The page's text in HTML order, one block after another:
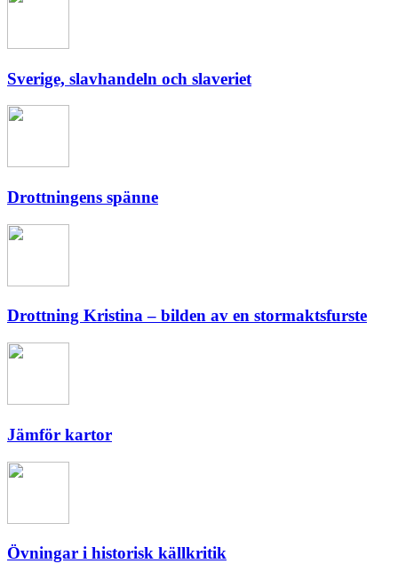
Sverige, slavhandeln och slaveriet
Drottningens spänne
Drottning Kristina – bilden av en stormaktsfurste
Jämför kartor
Övningar i historisk källkritik